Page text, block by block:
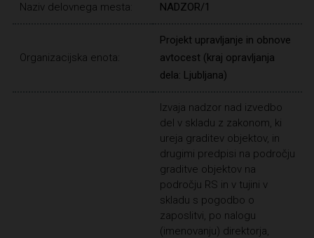
Naziv delovnega mesta: NADZOR/1
Organizacijska enota:
Projekt upravljanje in obnove
avtocest (kraj opravljanja
dela: Ljubljana)
Izvaja nadzor nad izvedbo
del v skladu z zakonom, ki
ureja graditev objektov, in
drugimi predpisi na področju
graditve objektov na
področju RS in v tujini v
skladu s pogodbo o
zaposlitvi, po nalogu
(imenovanju) direktorja,